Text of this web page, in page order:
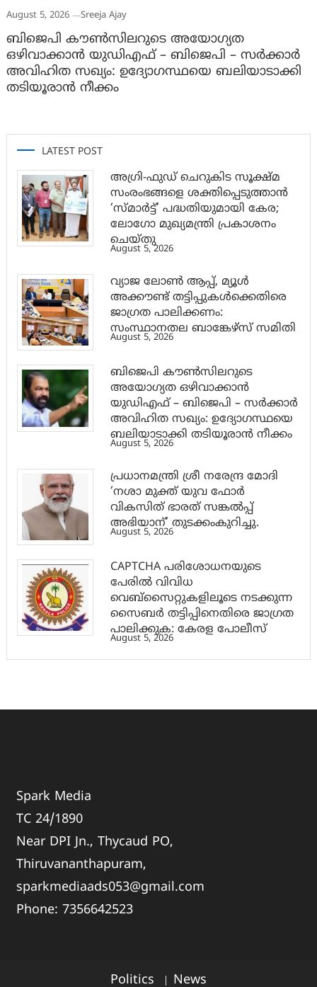
August 5, 2026 Sreeja Ajay
ബിജെപി കൗൺസിലറുടെ അയോഗ്യത
ഒഴിവാക്കാൻ യുഡിഎഫ് – ബിജെപി – സർക്കാർ
അവിഹിത സഖ്യം: ഉദ്യോഗസ്ഥയെ ബലിയാടാക്കി
തടിയൂരാൻ നീക്കം
LATEST POST
അഗ്രി-ഫുഡ് ചെറുകിട സൂക്ഷ്മ
സംരംഭങ്ങളെ ശക്തിപ്പെടുത്താന്‍
‘സ്മാര്‍ട്ട്’ പദ്ധതിയുമായി കേര;
ലോഗോ മുഖ്യമന്ത്രി പ്രകാശനം
ചെയ്തു
August 5, 2026
വ്യാജ ലോൺ ആപ്പ്, മ്യൂൾ
അക്കൗണ്ട് തട്ടിപ്പുകൾക്കെതിരെ
ജാ​ഗ്രത പാലിക്കണം:
സംസ്ഥാനതല ബാങ്കേഴ്സ് സമിതി
August 5, 2026
ബിജെപി കൗൺസിലറുടെ
അയോഗ്യത ഒഴിവാക്കാൻ
യുഡിഎഫ് – ബിജെപി – സർക്കാർ
അവിഹിത സഖ്യം: ഉദ്യോഗസ്ഥയെ
ബലിയാടാക്കി തടിയൂരാൻ നീക്കം
August 5, 2026
പ്രധാനമന്ത്രി ശ്രീ നരേന്ദ്ര മോദി
‘നശാ മുക്ത് യുവ ഫോർ
വികസിത് ഭാരത് സങ്കൽപ്പ്
അഭിയാന്’ തുടക്കംകുറിച്ചു.
August 5, 2026
CAPTCHA പരിശോധനയുടെ
പേരില്‍ വിവിധ
വെബ്സൈറ്റുകളിലൂടെ നടക്കുന്ന
സൈബര്‍ തട്ടിപ്പിനെതിരെ ജാഗ്രത
പാലിക്കുക: കേരള പോലീസ്
August 5, 2026
Spark Media
TC 24/1890
Near DPI Jn., Thycaud PO,
Thiruvananthapuram,
sparkmediaads053@gmail.com
Phone:7356642523
Politics News